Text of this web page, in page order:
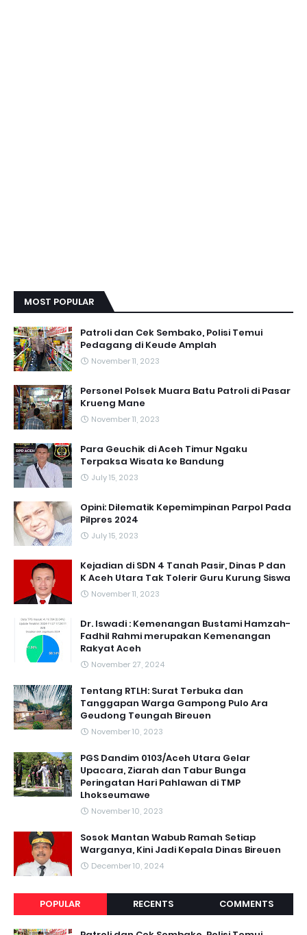
MOST POPULAR
Patroli dan Cek Sembako, Polisi Temui
Pedagang di Keude Amplah
November 11, 2023
Personel Polsek Muara Batu Patroli di Pasar
Krueng Mane
November 11, 2023
Para Geuchik di Aceh Timur Ngaku
Terpaksa Wisata ke Bandung
July 15, 2023
Opini: Dilematik Kepemimpinan Parpol Pada
Pilpres 2024
July 15, 2023
Kejadian di SDN 4 Tanah Pasir, Dinas P dan
K Aceh Utara Tak Tolerir Guru Kurung Siswa
November 11, 2023
Dr. Iswadi : Kemenangan Bustami Hamzah-
Fadhil Rahmi merupakan Kemenangan
Rakyat Aceh
November 27, 2024
Tentang RTLH: Surat Terbuka dan
Tanggapan Warga Gampong Pulo Ara
Geudong Teungah Bireuen
November 10, 2023
PGS Dandim 0103/Aceh Utara Gelar
Upacara, Ziarah dan Tabur Bunga
Peringatan Hari Pahlawan di TMP
Lhokseumawe
November 10, 2023
Sosok Mantan Wabub Ramah Setiap
Warganya, Kini Jadi Kepala Dinas Bireuen
December 10, 2024
POPULAR RECENTS COMMENTS